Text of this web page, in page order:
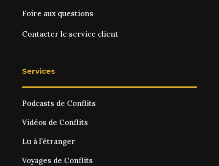
Foire aux questions
Contacter le service client
Services
Podcasts de Conflits
Vidéos de Conflits
Lu à l’étranger
Voyages de Conflits